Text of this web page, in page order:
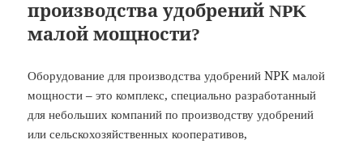
производства удобрений NPK
малой мощности?
Оборудование для производства удобрений NPK малой
мощности – это комплекс, специально разработанный
для небольших компаний по производству удобрений
или сельскохозяйственных кооперативов,